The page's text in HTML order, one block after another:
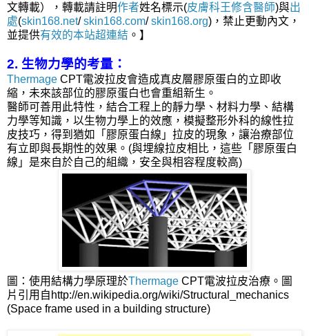
文轉載），轉載請註明作者姓名標示(皮膚科王修含醫師)與出
處(skin168.net/skin168.com/skin168.org)，禁止更動內文，
並提供有效的本站超連結 。】
2. 生物力學的考量：
Thermage CPT電波拉皮會造成真皮層膠原蛋白的立即收
縮，未來該部位的膠原蛋白也會重組新生。
醫師可善用此特性，結合工程上的靜力學、材料力學、結構
力學等知識，以生物力學上的效應，模擬整形外科的線性拉
皮技巧，得到猶如「膠原蛋白線」拉皮的現象，讓治療部位
有立即與長期性的效果。(與埋線拉皮相比，這些「膠原蛋白
線」是來自於自己的組織，安全與相容程度較高)
圖：使用結構力學原理於Thermage CPT電波拉皮治療。圖
片引用自http://en.wikipedia.org/wiki/Structural_mechanics
(Space frame used in a building structure)